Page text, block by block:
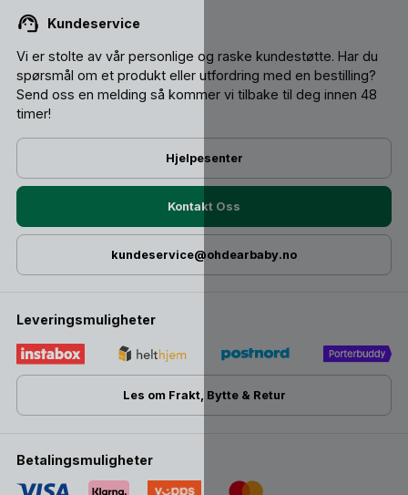
Kundeservice
Vi er stolte av vår personlige og raske kundestøtte. Har du
spørsmål om et produkt eller utfordring med en bestilling?
Send oss ​​en melding så kommer vi tilbake til deg innen 48
timer!
Hjelpesenter
Kontakt Oss
kundeservice@ohdearbaby.no
Leveringsmuligheter
Les om Frakt, Bytte & Retur
Betalingsmuligheter